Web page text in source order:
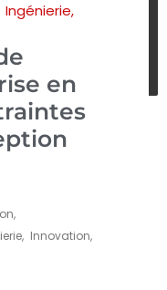
Ingénierie,
en
,
, Innovation,